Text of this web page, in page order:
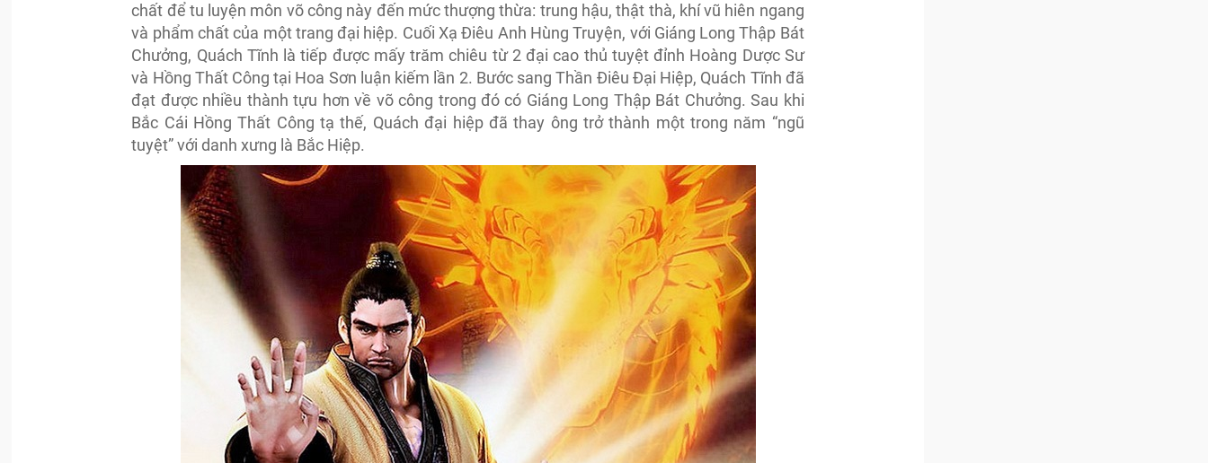
chất để tu luyện môn võ công này đến mức thượng thừa: trung hậu, thật thà, khí vũ hiên ngang
và phẩm chất của một trang đại hiệp. Cuối Xạ Điêu Anh Hùng Truyện, với Giáng Long Thập Bát
Chưởng, Quách Tĩnh là tiếp được mấy trăm chiêu từ 2 đại cao thủ tuyệt đỉnh Hoàng Dược Sư
và Hồng Thất Công tại Hoa Sơn luận kiếm lần 2. Bước sang Thần Điêu Đại Hiệp, Quách Tĩnh đã
đạt được nhiều thành tựu hơn về võ công trong đó có Giáng Long Thập Bát Chưởng. Sau khi
Bắc Cái Hồng Thất Công tạ thế, Quách đại hiệp đã thay ông trở thành một trong năm “ngũ
tuyệt” với danh xưng là Bắc Hiệp.